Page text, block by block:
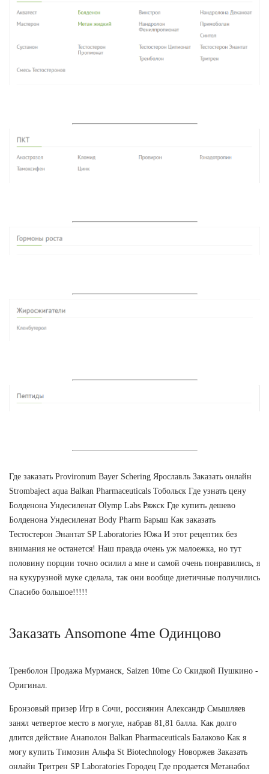
Где заказать Provironum Bayer Schering Ярославль Заказать онлайн
Strombaject aqua Balkan Pharmaceuticals Тобольск Где узнать цену
Болденона Ундесиленат Olymp Labs Ряжск Где купить дешево
Болденона Ундесиленат Body Pharm Барыш Как заказать
Тестостерон Энантат SP Laboratories Южа И этот рецептик без
внимания не останется! Наш правда очень уж малоежка, но тут
половину порции точно осилил а мне и самой очень понравились, я
на кукурузной муке сделала, так они вообще диетичные получились
Спасибо большое!!!!!
Заказать Ansomone 4me Одинцово
Тренболон Продажа Мурманск, Saizen 10me Со Скидкой Пушкино -
Оригинал.
Бронзовый призер Игр в Сочи, россиянин Александр Смышляев
занял четвертое место в могуле, набрав 81,81 балла. Как долго
длится действие Анаполон Balkan Pharmaceuticals Балаково Как я
могу купить Tимозин Альфа St Biotechnology Новоржев Заказать
онлайн Тритрен SP Laboratories Городец Где продается Метанабол